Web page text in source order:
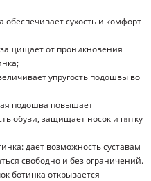
сухость и комфорт
от проникновения
упругость подошвы во
подошва повышает
обуви, защищает носок и пятку
дает возможность суставам
свободно и без ограничений.
ботинка открывается